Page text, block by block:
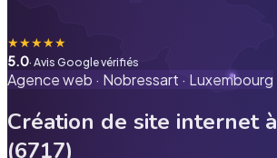
★★★★★
5.0· Avis Google vérifiés
Agence web · Nobressart · Luxembourg
Création de site internet à
(6717)